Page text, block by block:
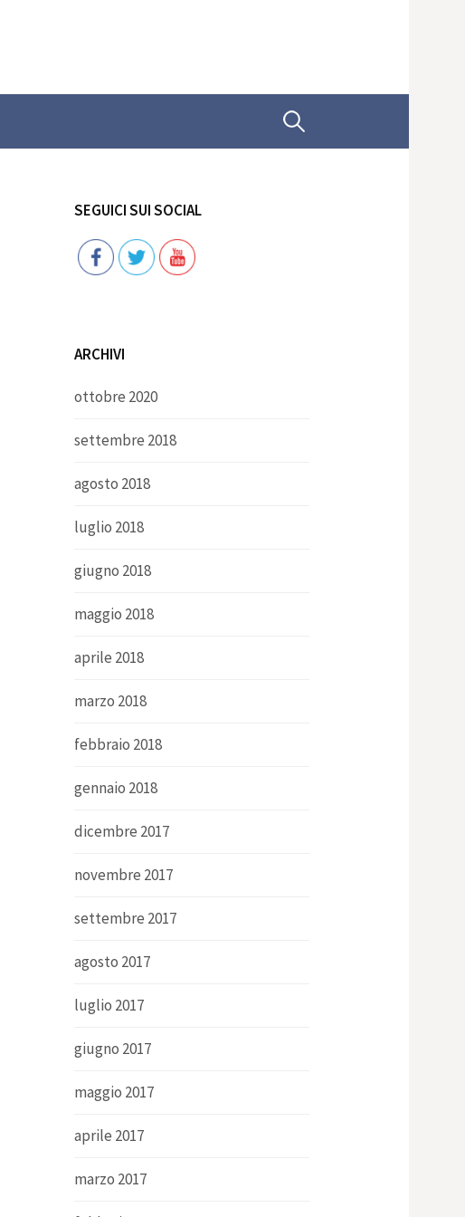
Ricerca
SEGUICI SUI SOCIAL
Follow
ARCHIVI
ottobre 2020
settembre 2018
agosto 2018
luglio 2018
giugno 2018
maggio 2018
aprile 2018
marzo 2018
febbraio 2018
gennaio 2018
dicembre 2017
novembre 2017
settembre 2017
agosto 2017
luglio 2017
giugno 2017
maggio 2017
aprile 2017
marzo 2017